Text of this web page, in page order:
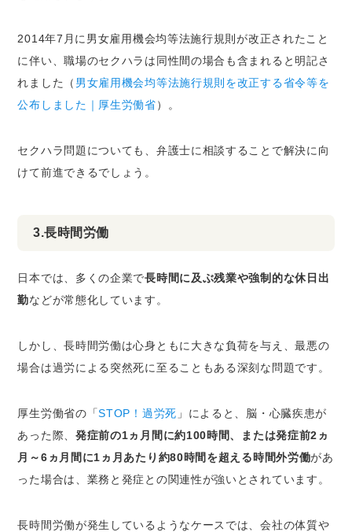
2014年7月に男女雇用機会均等法施行規則が改正されたこと
に伴い、職場のセクハラは同性間の場合も含まれると明記さ
れました（ 男女雇用機会均等法施行規則を改正する省令等を
公布しました｜厚生労働省）。
セクハラ問題についても、弁護士に相談することで解決に向
けて前進できるでしょう。
3.長時間労働
日本では、多くの企業で長時間に及ぶ残業や強制的な休日出
勤などが常態化しています。
しかし、長時間労働は心身ともに大きな負荷を与え、最悪の
場合は過労による突然死に至ることもある深刻な問題です。
厚生労働省の「STOP！過労死 」によると、脳・心臓疾患が
あった際、 発症前の1ヵ月間に約100時間、または発症前2ヵ
月～6ヵ月間に1ヵ月あたり約80時間を超える時間外労働があ
った場合は、業務と発症との関連性が強いとされています。
長時間労働が発生しているようなケースでは、会社の体質や